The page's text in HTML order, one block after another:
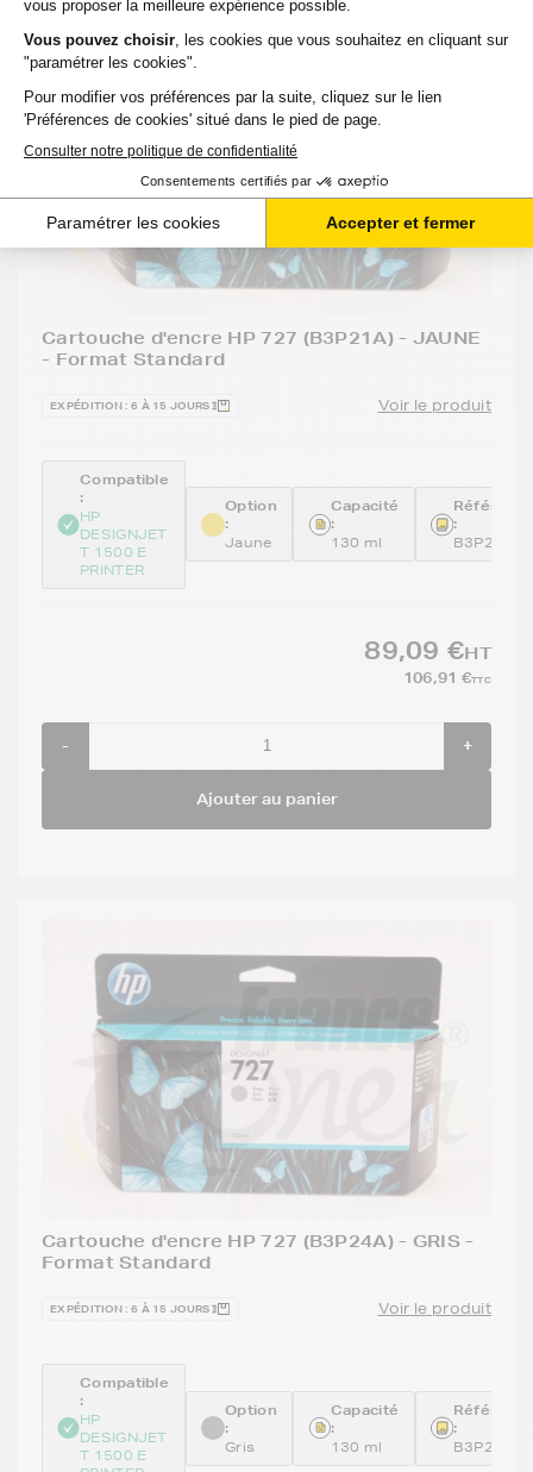
Cartouche d'encre HP 727 (B3P21A) - JAUNE
- Format Standard
EXPÉDITION : 6 À 15 JOURS Voir le produit
Compatible
:
HP
DESIGNJET
T 1500 E
PRINTER
Option
:
Jaune
Capacité
:
130 ml
:
B3P21A
89,09 €HT
106,91 €TTC
- +
Ajouter au panier
Cartouche d'encre HP 727 (B3P24A) - GRIS -
Format Standard
EXPÉDITION : 6 À 15 JOURS Voir le produit
Compatible
:
HP
DESIGNJET
T 1500 E
Option
:
Gris
Capacité
:
130 ml
:
B3P24A